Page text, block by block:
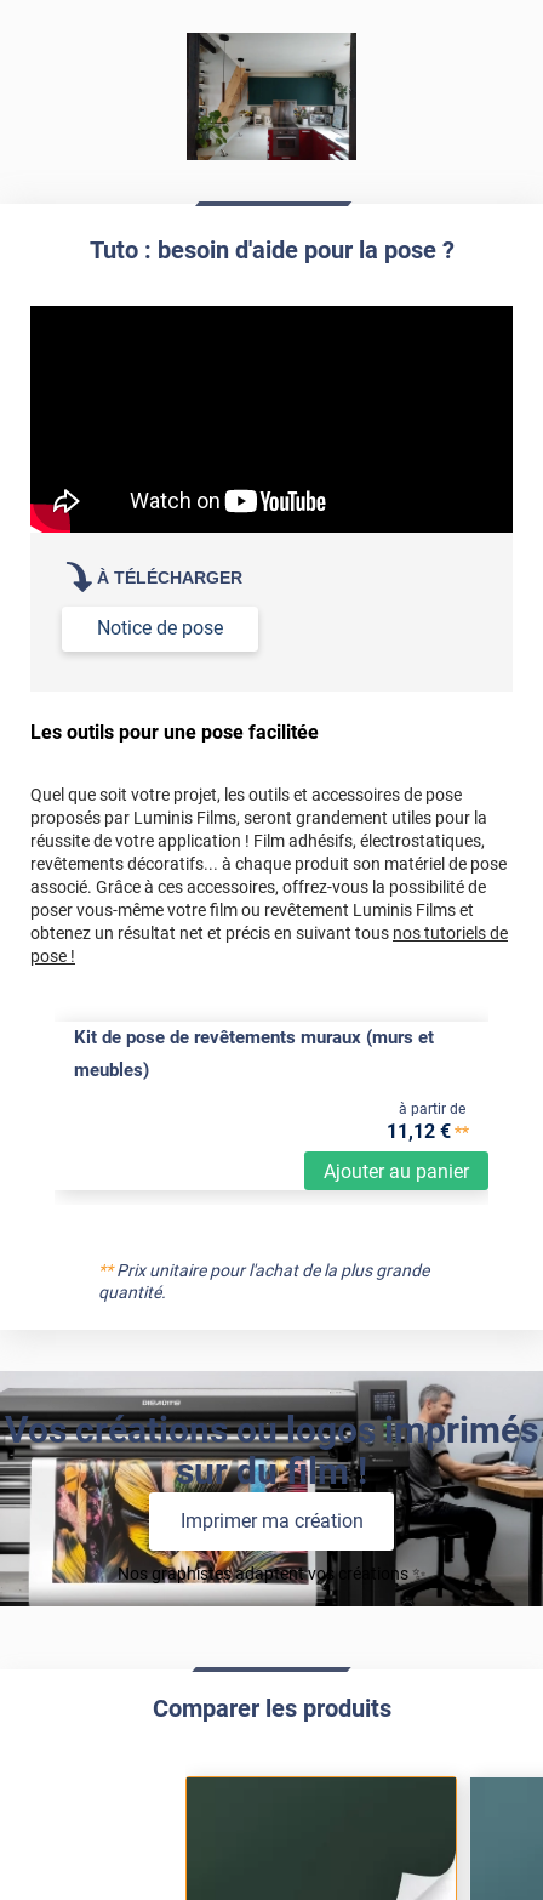
Tuto : besoin d'aide pour la pose ?
À TÉLÉCHARGER
Notice de pose
Les outils pour une pose facilitée
Quel que soit votre projet, les outils et accessoires de pose
proposés par Luminis Films, seront grandement utiles pour la
réussite de votre application ! Film adhésifs, électrostatiques,
revêtements décoratifs... à chaque produit son matériel de pose
associé. Grâce à ces accessoires, offrez-vous la possibilité de
poser vous-même votre film ou revêtement Luminis Films et
obtenez un résultat net et précis en suivant tous nos tutoriels de
pose !
Kit de pose de revêtements muraux (murs et
meubles)
Ajouter au panier
à partir de
11 ,12 €**
**Prix unitaire pour l'achat de la plus grande
quantité.
Vos créations ou logos imprimés
sur du film !
Imprimer ma création
Nos graphistes adaptent vos créations ✨
Comparer les produits